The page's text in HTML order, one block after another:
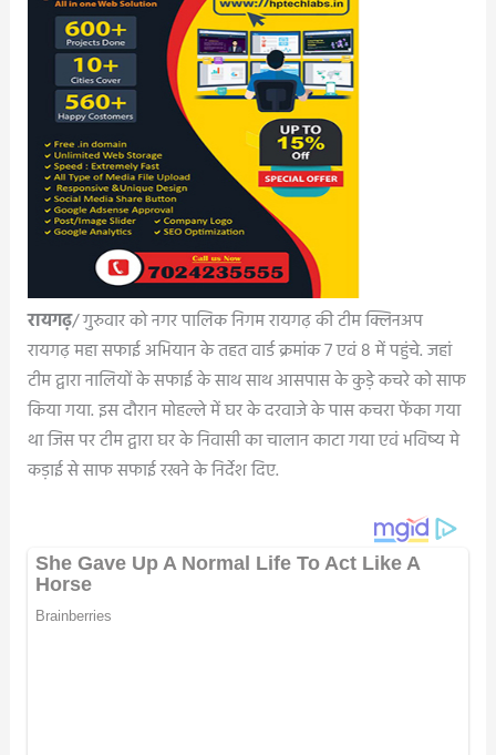
रायगढ़/ गुरुवार को नगर पालिक निगम रायगढ़ की टीम क्लिनअप
रायगढ़ महा सफाई अभियान के तहत वार्ड क्रमांक 7 एवं 8 में पहुंचे. जहां
टीम द्वारा नालियों के सफाई के साथ साथ आसपास के कुड़े कचरे को साफ
किया गया. इस दौरान मोहल्ले में घर के दरवाजे के पास कचरा फेंका गया
था जिस पर टीम द्वारा घर के निवासी का चालान काटा गया एवं भविष्य मे
कड़ाई से साफ सफाई रखने के निर्देश दिए.